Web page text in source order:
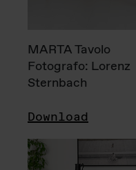
MARTA Tavolo
Fotografo: Lorenz
Sternbach
Download